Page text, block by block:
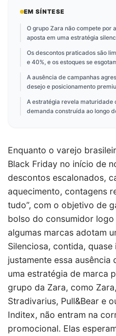
EM SÍNTESE
O grupo Zara não compete por
aposta em uma estratégia
Os descontos praticados são
e 40%, e os estoques se
A ausência de campanhas
desejo e posicionamento
A estratégia revela maturidade
demanda construída ao longo
Enquanto o varejo
Black Friday no início de
descontos escalonados,
aquecimento, contagens
tudo”, com o objetivo de
bolso do consumidor
algumas marcas adotam
Silenciosa, contida, quase
justamente essa ausência
uma estratégia de marca
grupo da Zara, como
Stradivarius, Pull&Bear e
Inditex, não entram na
promocional. Elas